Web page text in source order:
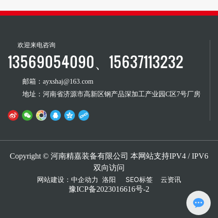
欢迎来电咨询
13569054090、15637113232
邮箱：ayxshaj@163.com
地址：河南省济源市高新区钢产品深加工产业园C区7号厂房
Copyright © 河南精嘉装备有限公司 本网站支持IPV4 / IPV6
双向访问
网站建设： 中企动力 洛阳 SEO标签
云资讯
豫ICP备2023016616号-2